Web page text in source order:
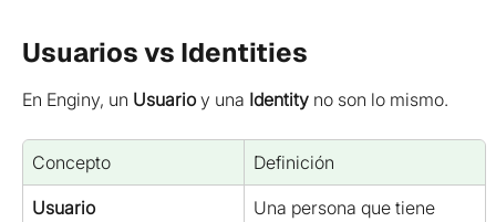
Usuarios vs Identities
En Enginy, un Usuario y una Identity no son lo mismo.
Concepto Definición
Usuario
Una persona que tiene